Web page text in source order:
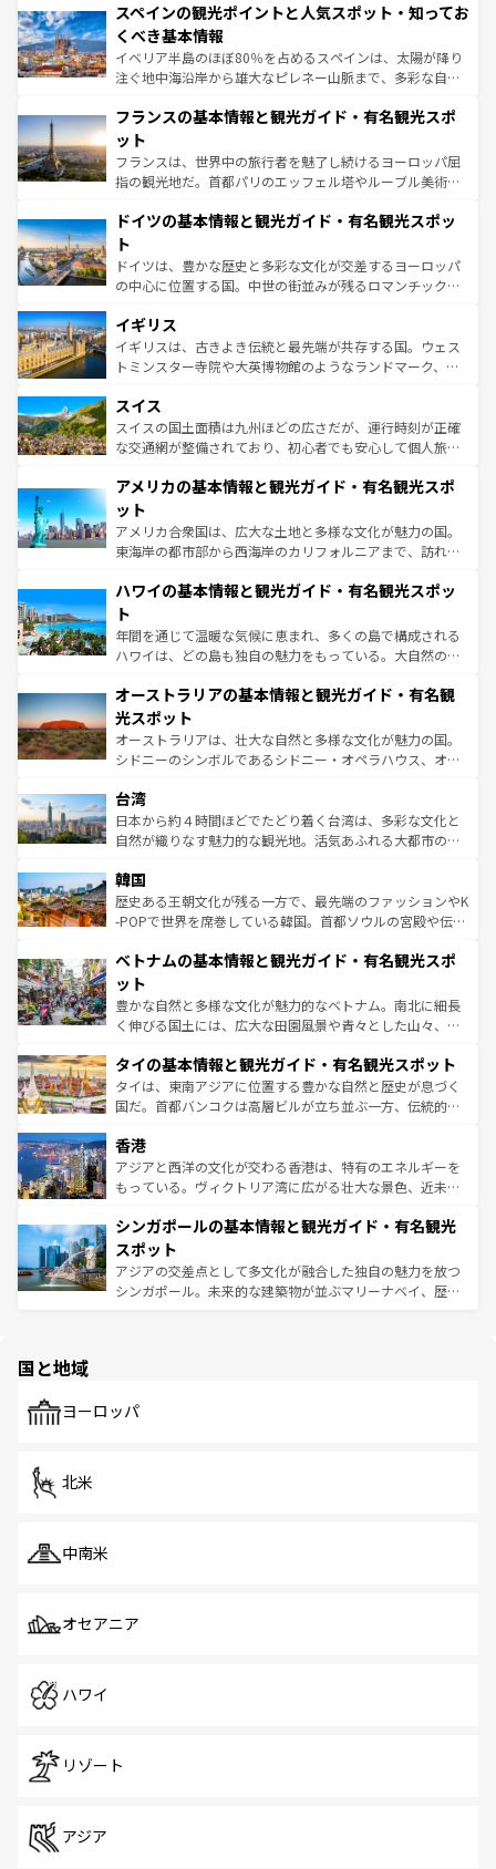
ろん、トスカーナの美しい田園風景やアマルフィ海岸の絶
景など、自然景観も見逃せない。観光の合間には、本場の
ピザやパスタなど、絶品のイタリア料理を堪能することも
できる。朝目覚めてから夜眠るまで、すべての瞬間を楽し
なお、新着のイタリア情報はコンテンツ一覧を参照してほ
しい。
スペインの観光ポイントと人気スポット・知ってお
くべき基本情報
イベリア半島のほぼ80％を占めるスペインは、太陽が降り
注ぐ地中海沿岸から雄大なピレネー山脈まで、多彩な自然
文化が根付くこの国では、情熱的なフラメンコ、熱気あふ
れる闘牛、そして美味しいタパスが生活の一部となってい
る。首都マドリードの洗練された雰囲気や、バルセロナの
アートに溢れた街角から、地方では古代ローマ遺跡や中世
せる。地方によって風土や気候が異なるスペインはその個
ンテンツ一覧 を参照してほしい。
フランスの基本情報と観光ガイド・有名観光スポ
ット
フランスは、世界中の旅行者を魅了し続けるヨーロッパ屈
指の観光地だ。首都パリのエッフェル塔やルーブル美術館
で、幅広い魅力が詰まっている。華麗な宮殿、歴史的な大
聖堂、美しいビーチ、そして豊かな自然が、訪れる者を心
から魅了する。また、フランスは美食の国としても知ら
れ、フランス料理はユネスコ無形文化遺産にも登録されて
香り高いラベンダー畑など、多彩な楽しみ方が可能だ。さ
らに、パリ以外の地域にも魅力が溢れており、どの街角に
も豊かな歴史と文化が息づいている。パリ以外の個性あふ
を参照してほしい。
ドイツの基本情報と観光ガイド・有名観光スポッ
ト
ドイツは、豊かな歴史と多彩な文化が交差するヨーロッパ
の中心に位置する国。中世の街並みが残るロマンチック街
顔を持つこの国は、どこを歩いても飽きることがない。ベ
ルリンの文化的活気、バイエルン州のアルプスの絶景、そ
してライン川沿いのワイン畑といった風景は必見。ビール
は、お酒好きな人にはぜひ体験してほしい。 なお、新着の
ドイツ情報はコンテンツ一覧を参照してほしい。
イギリス
イギリスは、古きよき伝統と最先端が共存する国。ウェス
トミンスター寺院や大英博物館のようなランドマーク、歴
リアごとに異なる魅力がある。また、優雅なアフタヌーン
ティー、ビール好きにはたまらない英国パブ、サッカー観
戦など、本場だからこそできる体験も豊富。イギリスを旅
ンツ一覧を参照してほしい。
スイス
スイスの国土面積は九州ほどの広さだが、運行時刻が正確
な交通網が整備されており、初心者でも安心して個人旅行
の建物がそのまま残る町や、スイスならではのユニークな
博物館もあり、アルプス観光だけでなく町歩きも満喫する
ことができる。国民の所得が高いため物価も高いが、旅行
者向けの交通パス提供のサービスもあり、うまく活用すれ
着のスイス情報はコンテンツ一覧を参照してほしい。
アメリカの基本情報と観光ガイド・有名観光スポ
ット
アメリカ合衆国は、広大な土地と多様な文化が魅力の国。
東海岸の都市部から西海岸のカリフォルニアまで、訪れる
のような巨大都市は、観光、ショッピング、エンターテイ
ンメントが詰まった刺激的なスポットだ。一方、アメリカ
西部には大自然が広がり、グランドキャニオンやイエロー
ストーン国立公園といった絶景が堪能できる。さらに、南
文化が魅力。旅行者はアメリカの各地域で異なる魅力を楽
しみながら、その多様性と豊かな歴史を感じることができ
るだろう。車でのロードトリップや列車の旅も、アメリカ
ならではの贅沢な旅のスタイルだ。 なお、新着のアメリカ
情報は コンテンツ一覧 を参照してほしい。
ハワイの基本情報と観光ガイド・有名観光スポッ
ト
年間を通じて温暖な気候に恵まれ、多くの島で構成される
ハワイは、どの島も独自の魅力をもっている。大自然の神
ワイ島は見逃せない。また、定番の観光地といえばオアフ
島だが、静かな自然を求めるならマウイ島やカウアイ島が
おすすめ。エメラルドグリーンに輝く海をはじめ、豊かな
文化や歴史が息づいている。「アロハスピリット」と呼ば
人々、おいしいローカルフードやハワイアンミュージッ
ク、伝統的なフラダンスなど、すべてがハワイの魅力を彩
っている。訪れるたびに新しい発見と感動が待っているハ
はコンテンツ一覧
オーストラリアの基本情報と観光ガイド・有名観
光スポット
オーストラリアは、壮大な自然と多様な文化が魅力の国。
シドニーのシンボルであるシドニー・オペラハウス、オー
リアリーフや大陸中央部にそびえるウルル（エアーズロッ
ク）、タスマニアの美しい原生林やケアンズの熱帯雨林な
ど、見どころがたくさん。また、カフェやワイン、オージ
いる。アクティビティも充実しており、サーフィンやダイ
ビング、ハイキングなど、アウトドア好きにはたまらな
い。オーストラリアの多彩な魅力を存分に味わいつくそ
参照してほしい。
台湾
日本から約４時間ほどでたどり着く台湾は、多彩な文化と
自然が織りなす魅力的な観光地。活気あふれる大都市の台
ン）、静ひつな山岳地帯である台湾東部など、都市の喧騒
と山間の静けさが共存しており、訪れる人に新しい発見と
驚きをもたらしてくれる。また、奥深い台湾の食文化も魅
容にもいいと評判のスイーツなど、バラエティ豊かな料理
照してほしい。
韓国
歴史ある王朝文化が残る一方で、最先端のファッションやK
-POPで世界を席巻している韓国。首都ソウルの宮殿や伝統
き、地方に足を延ばせば四季折々の自然美を楽しむことが
できる。そして、キムチや焼肉、絶品のストリートフード
まで、さまざまな韓国料理が待っている。夜には、韓国な
らではのナイトライフも堪能できる。あたたかいホスピタ
わってみてほしい。 なお、新着の韓国情報はコンテンツ一
覧 を参照してほしい。
ベトナムの基本情報と観光ガイド・有名観光スポ
ット
豊かな自然と多様な文化が魅力的なベトナム。南北に細長
く伸びる国土には、広大な田園風景や青々とした山々、世
急速な発展と共に伝統が息づく。ハノイの古い町並みやホ
ーチミン市のフランス統治時代の建物も、独特の雰囲気を
醸し出している。また、バラエティの豊かさとおいしさで
とつ。フォーやバインミー、ベトナムコーヒーなどは、ぜ
ひ現地で味わいたい。どの地域を訪れてもあたたかい人々
が旅行者を迎えてくれるので、きっと忘れられない旅にな
参照してほしい。
タイの基本情報と観光ガイド・有名観光スポット
タイは、東南アジアに位置する豊かな自然と歴史が息づく
国だ。首都バンコクは高層ビルが立ち並ぶ一方、伝統的な
の活気が交差している。北部ではチェンマイなどの山岳地
帯で自然と触れ合い、南部ではプーケットやクラビの美し
いビーチでリゾート気分を楽しむことができる。タイ料理
激する。気候は一年中温暖で、どの季節にも異なる楽しみ
が待っている。親しみやすいタイの人々、仏教を中心とし
た文化、そして多様な観光資源が、訪れる旅人を魅了し続
ける。 なお、新着のタイ情報はコンテンツ一覧を参照して
香港
アジアと西洋の文化が交わる香港は、特有のエネルギーを
もっている。ヴィクトリア湾に広がる壮大な景色、近未来
み、どこを訪れても感動するはず。観光スポットが密集し
ており、効率よく見どころを回れるのも魅力。息をのむよ
うな絶景から文化的な体験まで、香港を存分に楽しみ尽く
そう。 なお、新着の香港情報はコンテンツ一覧を参照して
シンガポールの基本情報と観光ガイド・有名観光
スポット
アジアの交差点として多文化が融合した独自の魅力を放つ
シンガポール。未来的な建築物が並ぶマリーナベイ、歴史
で、ホーカーズは地元の風情を楽しめる外せないスポット
国と地域
ヨーロッパ
北米
中南米
オセアニア
ハワイ
リゾート
アジア